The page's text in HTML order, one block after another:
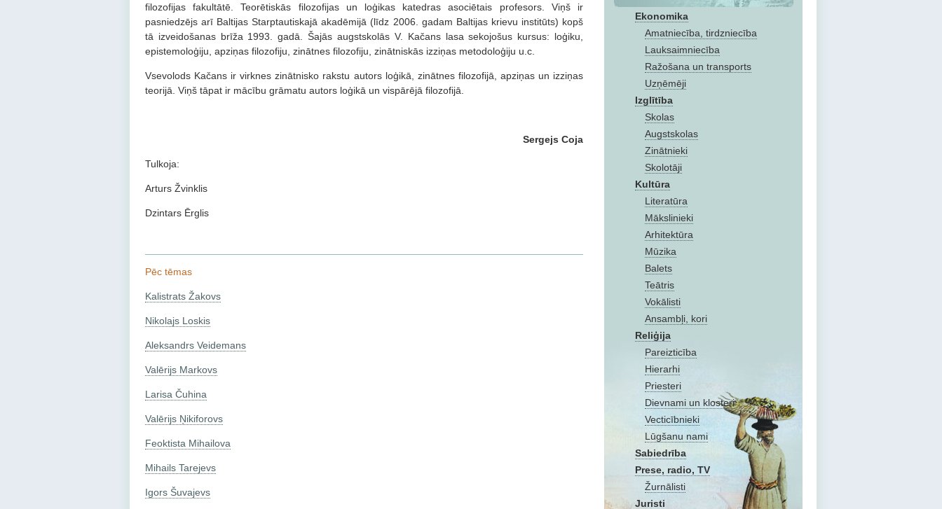
Ekonomika
Amatniecība, tirdzniecība
Lauksaimniecība
Ražošana un transports
Uzņēmēji
Izglītība
Skolas
Augstskolas
Zinātnieki
Skolotāji
Kultūra
Literatūra
Mākslinieki
Arhitektūra
Mūzika
Balets
Teātris
Vokālisti
Ansambļi, kori
Reliģija
Pareizticība
Hierarhi
Priesteri
Dievnami un klosteri
Vecticībnieki
Lūgšanu nami
Sabiedrība
Prese, radio, TV
Žurnālisti
Juristi
filozofijas fakultātē. Teorētiskās filozofijas un loģikas katedras asociētais profesors. Viņš ir
pasniedzējs arī Baltijas Starptautiskajā akadēmijā (līdz 2006. gadam Baltijas krievu institūts) kopš
tā izveidošanas brīža 1993. gadā. Šajās augstskolās V. Kačans lasa sekojošus kursus: loģiku,
epistemoloģiju, apziņas filozofiju, zinātnes filozofiju, zinātniskās izziņas metodoloģiju u.c.
Vsevolods Kačans ir virknes zinātnisko rakstu autors loģikā, zinātnes filozofijā, apziņas un izziņas
teorijā. Viņš tāpat ir mācību grāmatu autors loģikā un vispārējā filozofijā.
Sergejs Coja
Tulkoja:
Arturs Žvinklis
Dzintars Ērglis
Pēc tēmas
Kalistrats Žakovs
Nikolajs Loskis
Aleksandrs Veidemans
Valērijs Markovs
Larisa Čuhina
Valērijs Ņikiforovs
Feoktista Mihailova
Mihails Tarejevs
Igors Šuvajevs